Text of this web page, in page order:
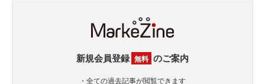
新規会員登録 無料 のご案内
・全ての過去記事が閲覧できます